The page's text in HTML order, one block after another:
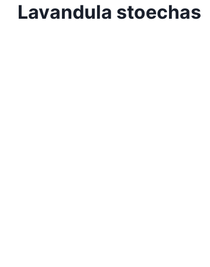
Lavandula stoechas